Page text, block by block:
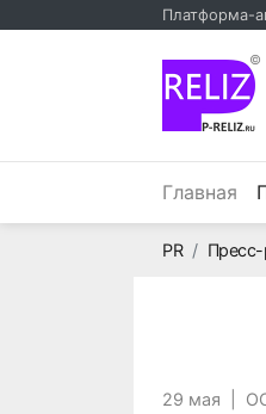
Платформа-
©
Главная
PRГлавная
29 мая